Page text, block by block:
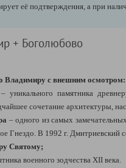
её подтверждения, а при
+ Боголюбово
Владимиру с внешним осмотром:
– уникального памятника
сочетание архитектуры,
– одного из самых
Гнездо. В 1992 г.
Святому;
военного зодчества XII века.